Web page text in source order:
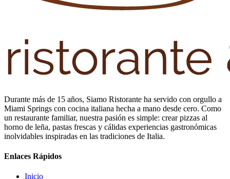
Durante más de 15 años, Siamo Ristorante ha servido con orgullo a
Miami Springs con cocina italiana hecha a mano desde cero. Como
un restaurante familiar, nuestra pasión es simple: crear pizzas al
horno de leña, pastas frescas y cálidas experiencias gastronómicas
inolvidables inspiradas en las tradiciones de Italia.
Enlaces Rápidos
Inicio